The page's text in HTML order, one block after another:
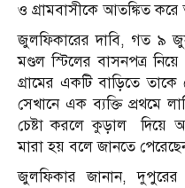
ও গ্রামবাসীকে আতঙ্কিত করে
জুলফিকারের দাবি, গত ৯
মণ্ডল স্টিলের বাসনপত্র
গ্রামের একটি বাড়িতে
সেখানে এক ব্যক্তি প্রথমে
চেষ্টা করলে কুড়াল দিয়ে
মারা হয় বলে জানতে
জুলফিকার জানান,